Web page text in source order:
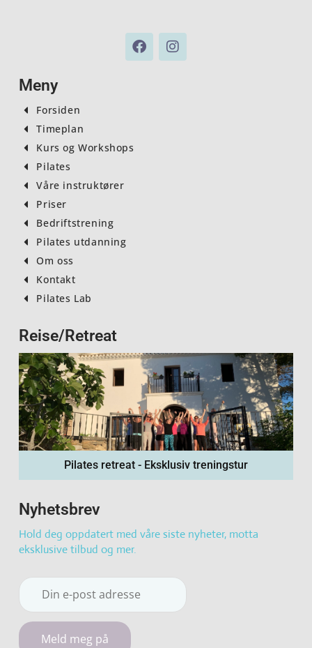
F
a
I
n
Meny
Forsiden
Timeplan
Kurs og Workshops
Pilates
Våre instruktører
Priser
Bedriftstrening
Pilates utdanning
Om oss
Kontakt
Pilates Lab
Reise/Retreat
Pilates retreat - Eksklusiv treningstur
Nyhetsbrev
Hold deg oppdatert med våre siste nyheter, motta
eksklusive tilbud og mer.